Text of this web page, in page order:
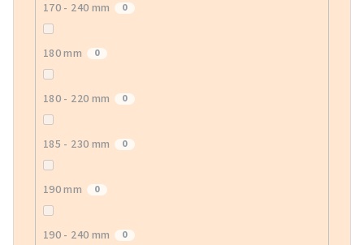
170 - 240 mm 0
180 mm 0
180 - 220 mm 0
185 - 230 mm 0
190 mm 0
190 - 240 mm 0